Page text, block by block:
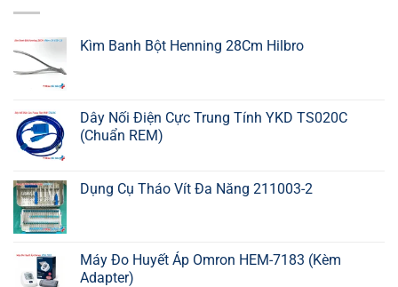
Kìm Banh Bột Henning 28Cm Hilbro
Dây Nối Điện Cực Trung Tính YKD TS020C
(Chuẩn REM)
Dụng Cụ Tháo Vít Đa Năng 211003-2
Máy Đo Huyết Áp Omron HEM-7183 (Kèm
Adapter)